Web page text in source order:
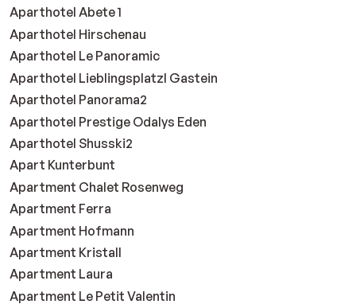
Aparthotel Abete 1
Aparthotel Hirschenau
Aparthotel Le Panoramic
Aparthotel Lieblingsplatzl Gastein
Aparthotel Panorama2
Aparthotel Prestige Odalys Eden
Aparthotel Shusski2
Apart Kunterbunt
Apartment Chalet Rosenweg
Apartment Ferra
Apartment Hofmann
Apartment Kristall
Apartment Laura
Apartment Le Petit Valentin